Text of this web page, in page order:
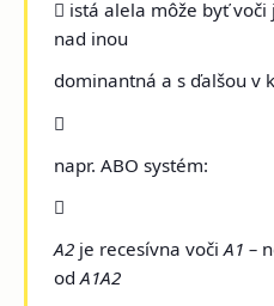
 istá alela môže byť
nad inou
dominantná a s ďalšou v

napr. ABO systém:

A2 je recesívna vočiA1 –
od A1A2